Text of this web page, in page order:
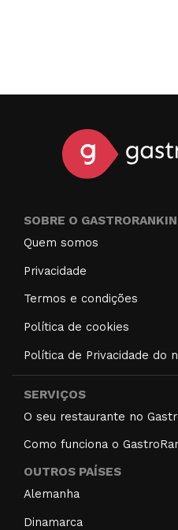
SOBRE O
Quem somos
Privacidade
Termos e condições
Política de cookies
Política de Privacidade do
SERVIÇOS
O seu restaurante no
Como funciona o
OUTROS PAÍSES
Alemanha
Dinamarca